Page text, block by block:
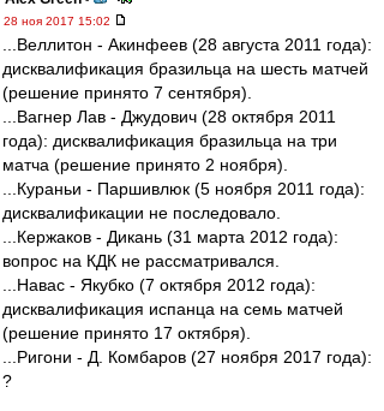
28 ноя 2017 15:02
...Веллитон - Акинфеев (28 августа 2011 года):
дисквалификация бразильца на шесть матчей
(решение принято 7 сентября).
...Вагнер Лав - Джудович (28 октября 2011
года): дисквалификация бразильца на три
матча (решение принято 2 ноября).
...Кураньи - Паршивлюк (5 ноября 2011 года):
дисквалификации не последовало.
...Кержаков - Дикань (31 марта 2012 года):
вопрос на КДК не рассматривался.
...Навас - Якубко (7 октября 2012 года):
дисквалификация испанца на семь матчей
(решение принято 17 октября).
...Ригони - Д. Комбаров (27 ноября 2017 года):
?